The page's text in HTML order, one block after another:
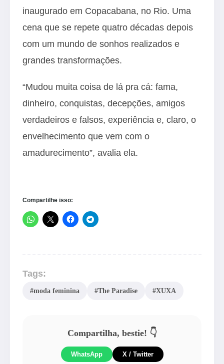
inaugurado em Copacabana, no Rio. Uma
cena que se repete quatro décadas depois
com um mundo de sonhos realizados e
grandes transformações.
“Mudou muita coisa de lá pra cá: fama,
dinheiro, conquistas, decepções, amigos
verdadeiros e falsos, experiência e, claro, o
envelhecimento que vem com o
amadurecimento”, avalia ela.
Compartilhe isso:
Tags:
#moda feminina #The Paradise #XUXA
Compartilha, bestie! 👇
WhatsApp X / Twitter